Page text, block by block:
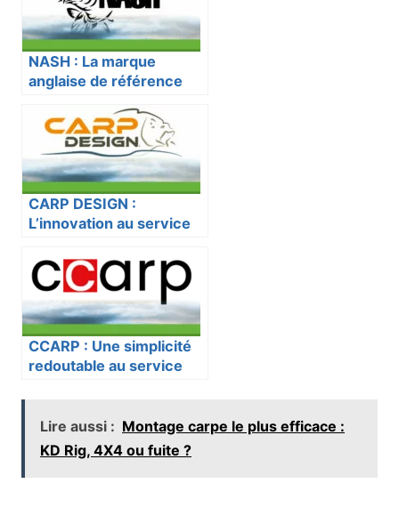
NASH : La marque
anglaise de référence
CARP DESIGN :
L’innovation au service
CCARP : Une simplicité
redoutable au service
Lire aussi : Montage carpe le plus efficace :
KD Rig, 4X4 ou fuite ?